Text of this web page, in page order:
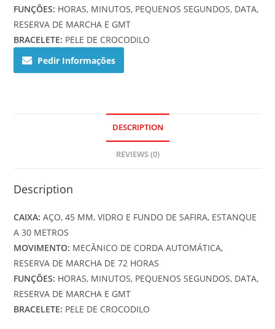
FUNÇÕES: HORAS, MINUTOS, PEQUENOS SEGUNDOS, DATA,
RESERVA DE MARCHA E GMT
BRACELETE: PELE DE CROCODILO
Pedir Informações
DESCRIPTION
REVIEWS (0)
Description
CAIXA: AÇO, 45 MM, VIDRO E FUNDO DE SAFIRA, ESTANQUE
A 30 METROS
MOVIMENTO: MECÂNICO DE CORDA AUTOMÁTICA,
RESERVA DE MARCHA DE 72 HORAS
FUNÇÕES: HORAS, MINUTOS, PEQUENOS SEGUNDOS, DATA,
RESERVA DE MARCHA E GMT
BRACELETE: PELE DE CROCODILO